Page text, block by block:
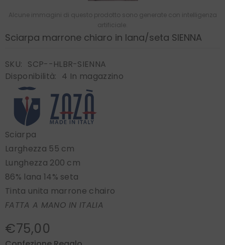
Alcune immagini di questo prodotto sono generate con intelligenza
artificiale.
Sciarpa marrone chiaro in lana/seta SIENNA
SKU: SCP--HLBR-SIENNA
Disponibilità: 4 In magazzino
Sciarpa
Larghezza 55 cm
Lunghezza 200 cm
86% lana 14% seta
Tinta unita marrone chairo
FATTA A MANO IN ITALIA
€75,00